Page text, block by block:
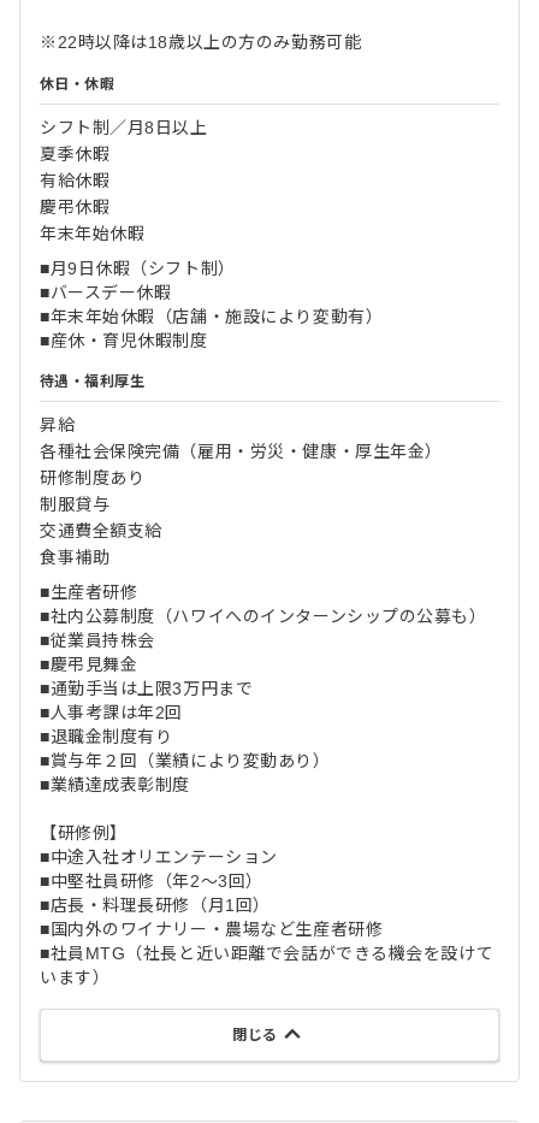
※22時以降は18歳以上の方のみ勤務可能
休日・休暇
シフト制／月8日以上
夏季休暇
有給休暇
慶弔休暇
年末年始休暇
■月9日休暇（シフト制）
■バースデー休暇
■年末年始休暇（店舗・施設により変動有）
■産休・育児休暇制度
待遇・福利厚生
昇給
各種社会保険完備（雇用・労災・健康・厚生年金）
研修制度あり
制服貸与
交通費全額支給
食事補助
■生産者研修
■社内公募制度（ハワイへのインターンシップの公募も）
■従業員持株会
■慶弔見舞金
■通勤手当は上限3万円まで
■人事考課は年2回
■退職金制度有り
■賞与年２回（業績により変動あり）
■業績達成表彰制度
【研修例】
■中途入社オリエンテーション
■中堅社員研修（年2～3回）
■店長・料理長研修（月1回）
■国内外のワイナリー・農場など生産者研修
■社員MTG（社長と近い距離で会話ができる機会を設けて
います）
閉じる